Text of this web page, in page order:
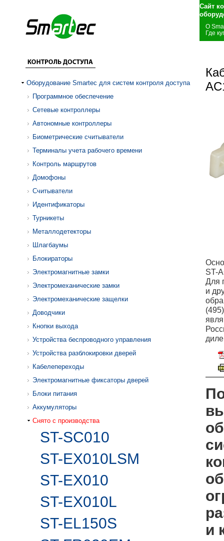
Сайт
О
Где
Оборудование Smartec для систем контроля доступа
Программное обеспечение
Сетевые контроллеры
Автономные контроллеры
Биометрические считыватели
Терминалы учета рабочего времени
Контроль маршрутов
Домофоны
Считыватели
Идентификаторы
Турникеты
Металлодетекторы
Шлагбаумы
Блокираторы
Электромагнитные замки
Электромеханические замки
Электромеханические защелки
Доводчики
Кнопки выхода
Устройства беспроводного управления
Устройства разблокировки дверей
Кабелепереходы
Электромагнитные фиксаторы дверей
Блоки питания
Аккумуляторы
Снято с производства
ST-SC010
ST-EX010LSM
ST-EX010
ST-EX010L
ST-EL150S
ST-
Для
и
и